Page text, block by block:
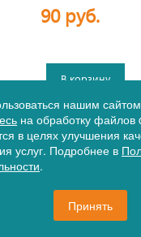
90 руб.
В корзину
нашим
на обработку
в целях улучшения
услуг. Подробнее в
.
Принять